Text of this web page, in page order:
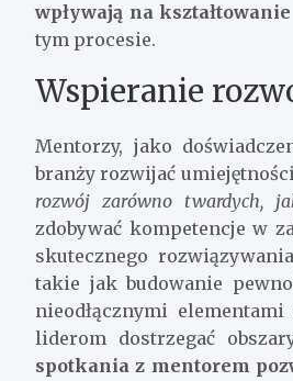
wpływają na
tym procesie.
Wspieranie
Mentorzy, jako
branży rozwijać
rozwój zarówno twardych,
zdobywać kompetencje w
skutecznego
takie jak budowanie
nieodłącznymi
liderom dostrzegać
spotkania z mentorem